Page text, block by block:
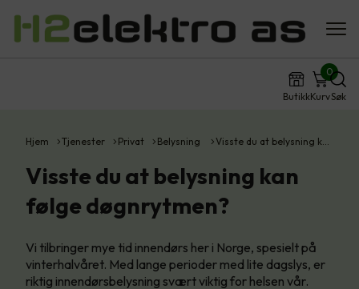
ButikkKurv
0
Søk
Hjem Tjenester Privat Belysning Visste du at belysning k…
Visste du at belysning kan
følge døgnrytmen?
Vi tilbringer mye tid innendørs her i Norge, spesielt på
vinterhalvåret. Med lange perioder med lite dagslys, er
riktig innendørsbelysning svært viktig for helsen vår.